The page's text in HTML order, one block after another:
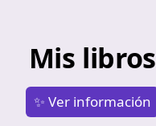
Mis libros
✨ Ver información